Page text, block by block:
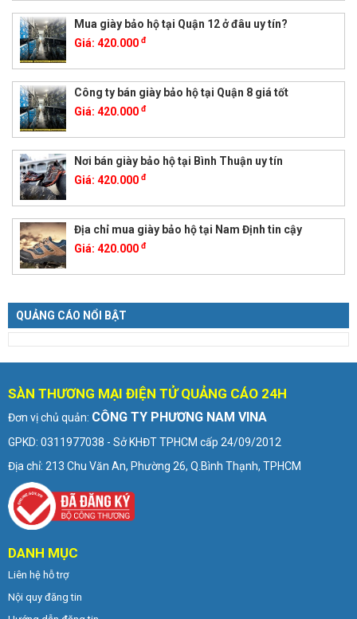
Mua giày bảo hộ tại Quận 12 ở đâu uy tín?
Giá: 420.000 đ
Công ty bán giày bảo hộ tại Quận 8 giá tốt
Giá: 420.000 đ
Nơi bán giày bảo hộ tại Bình Thuận uy tín
Giá: 420.000 đ
Địa chỉ mua giày bảo hộ tại Nam Định tin cậy
Giá: 420.000 đ
QUẢNG CÁO NỔI BẬT
SÀN THƯƠNG MẠI ĐIỆN TỬ QUẢNG CÁO 24H
Đơn vị chủ quản: CÔNG TY PHƯƠNG NAM VINA
GPKD: 0311977038 - Sở KHĐT TPHCM cấp 24/09/2012
Địa chỉ: 213 Chu Văn An, Phường 26, Q.Bình Thạnh, TPHCM
DANH MỤC
Liên hệ hỗ trợ
Nội quy đăng tin